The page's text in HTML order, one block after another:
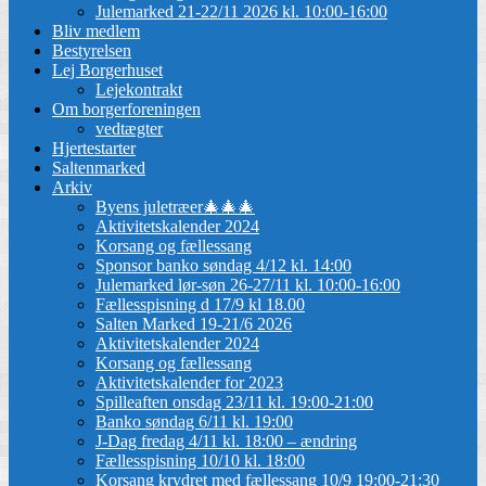
Julemarked 21-22/11 2026 kl. 10:00-16:00
Bliv medlem
Bestyrelsen
Lej Borgerhuset
Lejekontrakt
Om borgerforeningen
vedtægter
Hjertestarter
Saltenmarked
Arkiv
Byens juletræer🎄🎄🎄
Aktivitetskalender 2024
Korsang og fællessang
Sponsor banko søndag 4/12 kl. 14:00
Julemarked lør-søn 26-27/11 kl. 10:00-16:00
Fællesspisning d 17/9 kl 18.00
Salten Marked 19-21/6 2026
Aktivitetskalender 2024
Korsang og fællessang
Aktivitetskalender for 2023
Spilleaften onsdag 23/11 kl. 19:00-21:00
Banko søndag 6/11 kl. 19:00
J-Dag fredag 4/11 kl. 18:00 – ændring
Fællesspisning 10/10 kl. 18:00
Korsang krydret med fællessang 10/9 19:00-21:30